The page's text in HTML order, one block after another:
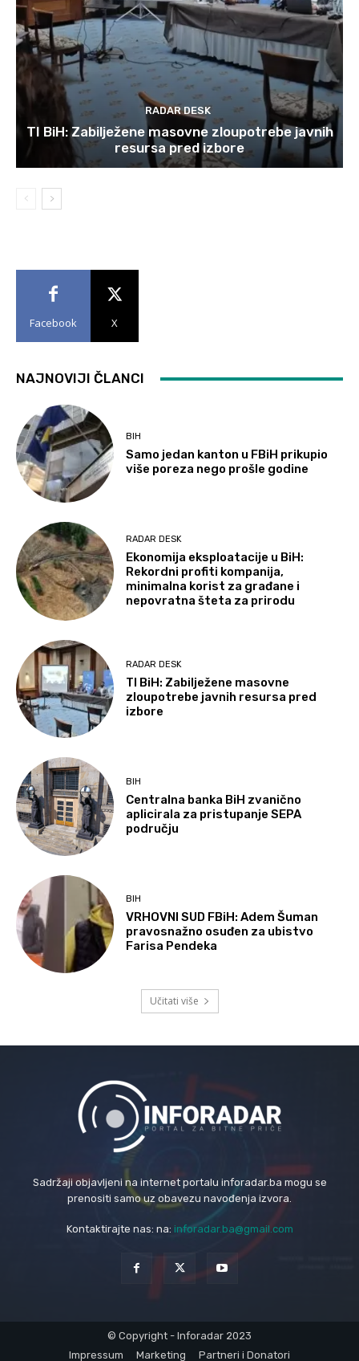
RADAR DESK
TI BiH: Zabilježene masovne zloupotrebe javnih
resursa pred izbore
Facebook X
NAJNOVIJI ČLANCI
BIH
Samo jedan kanton u FBiH prikupio
više poreza nego prošle godine
RADAR DESK
Ekonomija eksploatacije u BiH:
Rekordni profiti kompanija,
minimalna korist za građane i
nepovratna šteta za prirodu
RADAR DESK
TI BiH: Zabilježene masovne
zloupotrebe javnih resursa pred
izbore
BIH
Centralna banka BiH zvanično
aplicirala za pristupanje SEPA
području
BIH
VRHOVNI SUD FBiH: Adem Šuman
pravosnažno osuđen za ubistvo
Farisa Pendeka
Učitati više
Sadržaji objavljeni na internet portalu inforadar.ba mogu se
prenositi samo uz obavezu navođenja izvora.
Kontaktirajte nas: na: inforadar.ba@gmail.com
© Copyright - Inforadar 2023
Impressum
Marketing Partneri i Donatori